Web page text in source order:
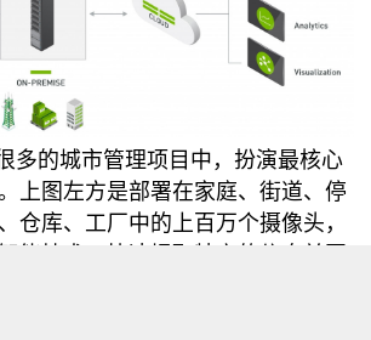
多的城市管理项目中，扮演最核心
上图左方是部署在家庭、街道、停
仓库、工厂中的上百万个摄像头，